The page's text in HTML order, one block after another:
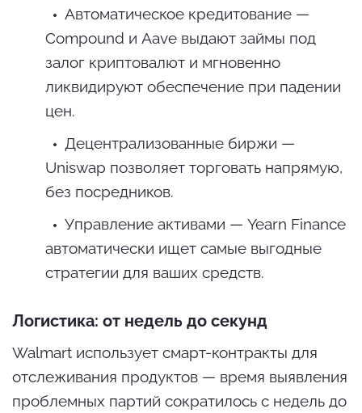
Автоматическое кредитование —
Compound и Aave выдают займы под
залог криптовалют и мгновенно
ликвидируют обеспечение при падении
цен.
Децентрализованные биржи —
Uniswap позволяет торговать напрямую,
без посредников.
Управление активами — Yearn Finance
автоматически ищет самые выгодные
стратегии для ваших средств.
Логистика: от недель до секунд
Walmart использует смарт-контракты для
отслеживания продуктов — время выявления
проблемных партий сократилось с недель до